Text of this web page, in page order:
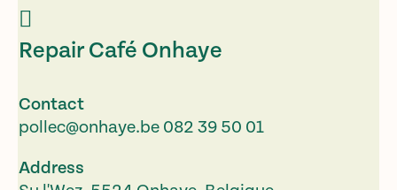
Repair Café Onhaye
Contact
pollec@onhaye.be 082 39 50 01
Address